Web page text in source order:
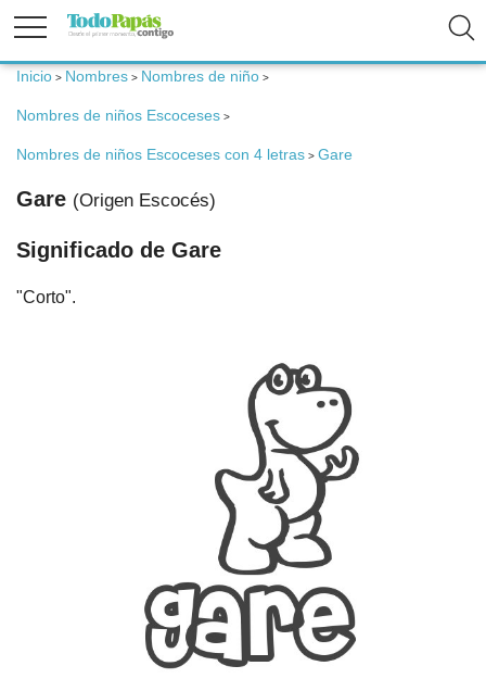
Fertilidad
Embarazo
Niños
Inicio > Nombres > Nombres de niño >
Nombres de niños Escoceses >
Nombres de niños Escoceses con 4 letras > Gare
Gare (Origen Escocés)
Significado de Gare
"Corto".